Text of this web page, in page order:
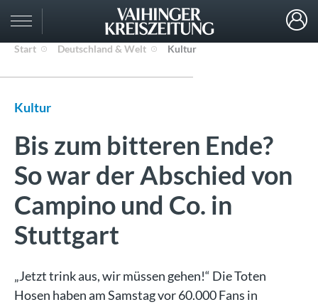
Start Deutschland & Welt Kultur
Kultur
Bis zum bitteren Ende?
So war der Abschied von
Campino und Co. in
Stuttgart
„Jetzt trink aus, wir müssen gehen!“ Die Toten
Hosen haben am Samstag vor 60.000 Fans in